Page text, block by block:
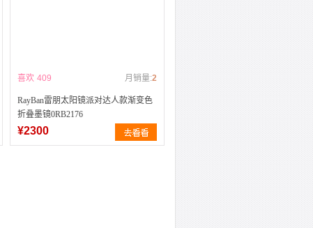
喜欢 409 月销量:2
RayBan雷朋太阳镜派对达人款渐变色
折叠墨镜0RB2176
¥2300